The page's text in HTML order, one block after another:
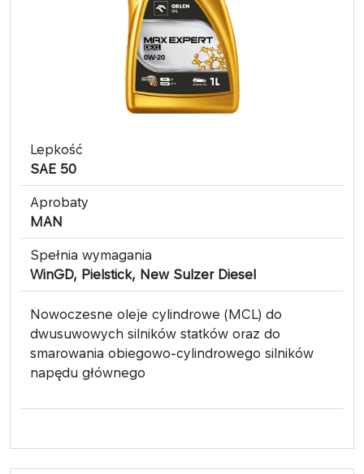
Lepkość
SAE 50
Aprobaty
MAN
Spełnia wymagania
WinGD, Pielstick, New Sulzer Diesel
Nowoczesne oleje cylindrowe (MCL) do
dwusuwowych silników statków oraz do
smarowania obiegowo-cylindrowego silników
napędu głównego